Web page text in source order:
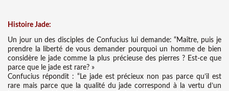
Histoire Jade:
Un jour un des disciples de Confucius lui demande: “Maître, puis je
prendre la liberté de vous demander pourquoi un homme de bien
considère le jade comme la plus précieuse des pierres ? Est-ce que
parce que le jade est rare? »
Confucius répondit : “Le jade est précieux non pas parce qu’il est
rare mais parce que la qualité du jade correspond à la vertu d’un